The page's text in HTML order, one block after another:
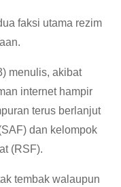
faksi utama rezim
menulis, akibat
internet hampir
terus berlanjut
dan kelompok
(RSF).
tembak walaupun